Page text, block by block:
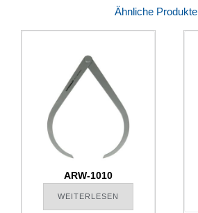
Ähnliche Produkte
ARW-1010
WEITERLESEN